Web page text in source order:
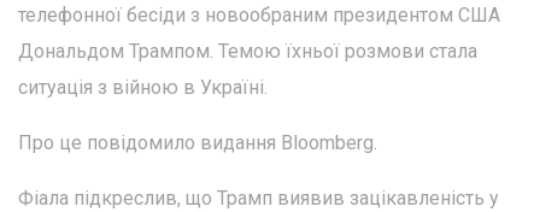
телефонної бесіди з новообраним президентом США
Дональдом Трампом. Темою їхньої розмови стала
ситуація з війною в Україні.
Про це повідомило видання Bloomberg.
Фіала підкреслив, що Трамп виявив зацікавленість у